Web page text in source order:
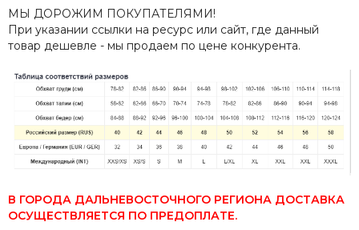
МЫ ДОРОЖИМ ПОКУПАТЕЛЯМИ!
При указании ссылки на ресурс или сайт, где данный
товар дешевле - мы продаем по цене конкурента.
В ГОРОДА ДАЛЬНЕВОСТОЧНОГО РЕГИОНА ДОСТАВКА
ОСУЩЕСТВЛЯЕТСЯ ПО ПРЕДОПЛАТЕ.